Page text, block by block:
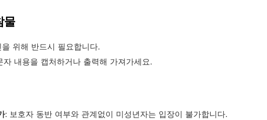
물
위해 반드시 필요합니다.
자 내용을 캡처하거나 출력해 가져가세요.
: 보호자 동반 여부와 관계없이 미성년자는 입장이 불가합니다.